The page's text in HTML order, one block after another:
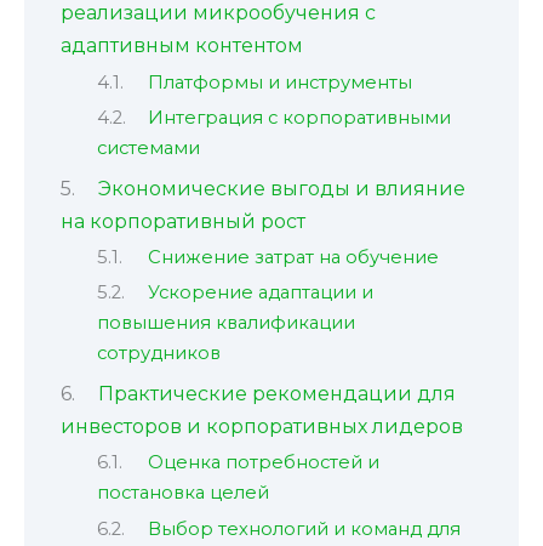
реализации микрообучения с
адаптивным контентом
Платформы и инструменты
Интеграция с корпоративными
системами
Экономические выгоды и влияние
на корпоративный рост
Снижение затрат на обучение
Ускорение адаптации и
повышения квалификации
сотрудников
Практические рекомендации для
инвесторов и корпоративных лидеров
Оценка потребностей и
постановка целей
Выбор технологий и команд для